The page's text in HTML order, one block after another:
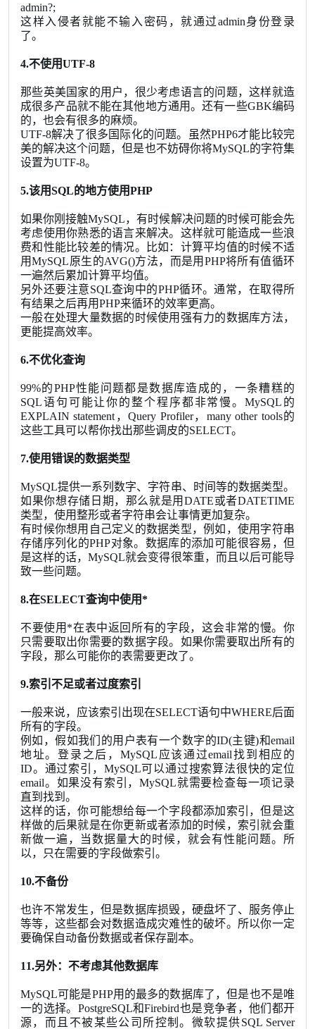
admin?;
这样入侵者就能不输入密码，就通过admin身份登录
了。
4.不使用UTF-8
那些英美国家的用户，很少考虑语言的问题，这样就造
成很多产品就不能在其他地方通用。还有一些GBK编码
的，也会有很多的麻烦。
UTF-8解决了很多国际化的问题。虽然PHP6才能比较完
美的解决这个问题，但是也不妨碍你将MySQL的字符集
设置为UTF-8。
5.该用SQL的地方使用PHP
如果你刚接触MySQL，有时候解决问题的时候可能会先
考虑使用你熟悉的语言来解决。这样就可能造成一些浪
费和性能比较差的情况。比如：计算平均值的时候不适
用MySQL原生的AVG()方法，而是用PHP将所有值循环
一遍然后累加计算平均值。
另外还要注意SQL查询中的PHP循环。通常，在取得所
有结果之后再用PHP来循环的效率更高。
一般在处理大量数据的时候使用强有力的数据库方法，
更能提高效率。
6.不优化查询
99%的PHP性能问题都是数据库造成的，一条糟糕的
SQL语句可能让你的整个程序都非常慢。MySQL的
EXPLAIN statement，Query Profiler，many other tools的
这些工具可以帮你找出那些调皮的SELECT。
7.使用错误的数据类型
MySQL提供一系列数字、字符串、时间等的数据类型。
如果你想存储日期，那么就是用DATE或者DATETIME
类型，使用整形或者字符串会让事情更加复杂。
有时候你想用自己定义的数据类型，例如，使用字符串
存储序列化的PHP对象。数据库的添加可能很容易，但
是这样的话，MySQL就会变得很笨重，而且以后可能导
致一些问题。
8.在SELECT查询中使用*
不要使用*在表中返回所有的字段，这会非常的慢。你
只需要取出你需要的数据字段。如果你需要取出所有的
字段，那么可能你的表需要更改了。
9.索引不足或者过度索引
一般来说，应该索引出现在SELECT语句中WHERE后面
所有的字段。
例如，假如我们的用户表有一个数字的ID(主键)和email
地址。登录之后，MySQL应该通过email找到相应的
ID。通过索引，MySQL可以通过搜索算法很快的定位
email。如果没有索引，MySQL就需要检查每一项记录
直到找到。
这样的话，你可能想给每一个字段都添加索引，但是这
样做的后果就是在你更新或者添加的时候，索引就会重
新做一遍，当数据量大的时候，就会有性能问题。所
以，只在需要的字段做索引。
10.不备份
也许不常发生，但是数据库损毁，硬盘坏了、服务停止
等等，这些都会对数据造成灾难性的破坏。所以你一定
要确保自动备份数据或者保存副本。
11.另外：不考虑其他数据库
MySQL可能是PHP用的最多的数据库了，但是也不是唯
一的选择。PostgreSQL和Firebird也是竞争者，他们都开
源，而且不被某些公司所控制。微软提供SQL Server